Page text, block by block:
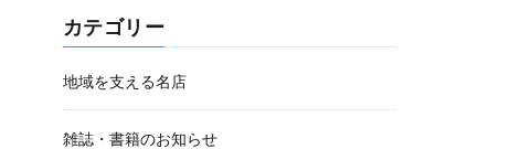
カテゴリー
地域を支える名店
雑誌・書籍のお知らせ